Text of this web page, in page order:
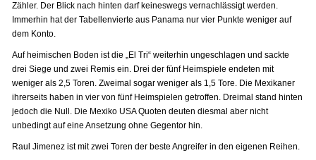
Zähler. Der Blick nach hinten darf keineswegs vernachlässigt werden.
Immerhin hat der Tabellenvierte aus Panama nur vier Punkte weniger auf
dem Konto.
Auf heimischen Boden ist die „El Tri“ weiterhin ungeschlagen und sackte
drei Siege und zwei Remis ein. Drei der fünf Heimspiele endeten mit
weniger als 2,5 Toren. Zweimal sogar weniger als 1,5 Tore. Die Mexikaner
ihrerseits haben in vier von fünf Heimspielen getroffen. Dreimal stand hinten
jedoch die Null. Die Mexiko USA Quoten deuten diesmal aber nicht
unbedingt auf eine Ansetzung ohne Gegentor hin.
Raul Jimenez ist mit zwei Toren der beste Angreifer in den eigenen Reihen.